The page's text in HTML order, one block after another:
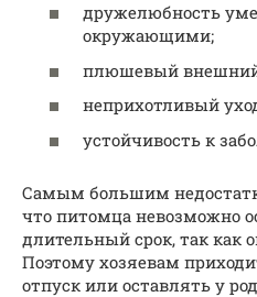
дружелюбность
окружающими;
плюшевый
неприхотливый
устойчивость к
Самым большим
что питомца невозможно
длительный срок, так как
Поэтому хозяевам
отпуск или оставлять у